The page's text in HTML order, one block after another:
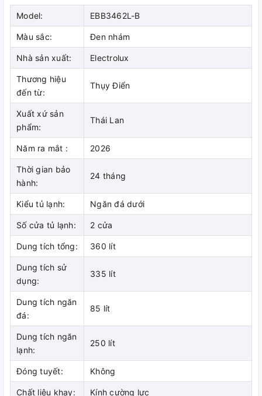
AutoIce
Sản phẩm tích hợp tính năng lấy nước ngoài và làm đá tự
động AutoIce giúp thao tác nhanh chóng hơn. Người dùng
có thể sử dụng nước mát hoặc đá viên mà không cần mở
cửa tủ. Tiện ích phù hợp cho nhu cầu sử dụng hằng ngày.
Ngăn GreenZone giữ thực phẩm
tươi lâu hơn
Ngăn GreenZone hỗ trợ duy trì môi trường bảo quản phù hợp
cho rau củ và thực phẩm tươi. Độ ẩm được kiểm soát để hạn
chế mất nước trong quá trình lưu trữ. Thực phẩm giữ được
độ tươi và chất lượng ổn định.
Công nghệ Cooling 360° làm lạnh
đồng đều
Tủ lạnh Electrolux Inverter 335 lít EBB3462L-B sử dụng công
nghệ Cooling 360° giúp phân bổ khí lạnh đồng đều đến từng
ngăn. Nhiệt độ bên trong được duy trì ổn định để bảo quản
thực phẩm hiệu quả. Hạn chế chênh lệch nhiệt độ giữa các
Model: EBB3462L-B
Màu sắc: Đen nhám
Nhà sản xuất: Electrolux
Thương hiệu
đến từ:
Thụy Điển
Xuất xứ sản
phẩm:
Thái Lan
Năm ra mắt : 2026
Thời gian bảo
hành:
24 tháng
Kiểu tủ lạnh: Ngăn đá dưới
Số cửa tủ lạnh: 2 cửa
Dung tích tổng: 360 lít
Dung tích sử
dụng:
335 lít
Dung tích ngăn
đá:
85 lít
Dung tích ngăn
lạnh:
250 lít
Đóng tuyết: Không
Chất liệu khay: Kính cường lực